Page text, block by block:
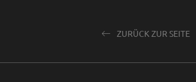
ZURÜCK ZUR SEITE